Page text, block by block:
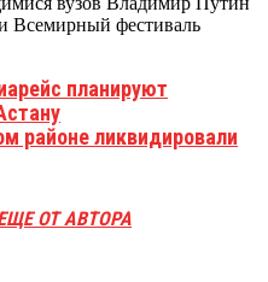
Всемирный фестиваль
планируют
районе ликвидировали
ОТ АВТОРА